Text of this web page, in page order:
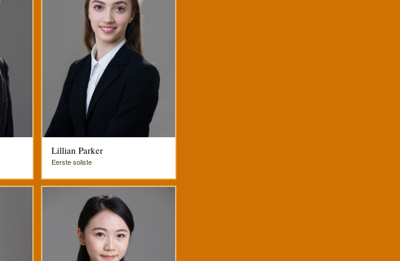
Lillian Parker
Eerste soliste